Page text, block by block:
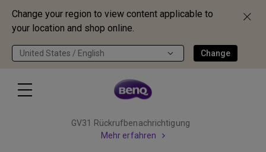
Change your region to view content applicable to
your location and shop online.
United States / English Change
GV31 Rückrufbenachrichtigung
Mehr erfahren